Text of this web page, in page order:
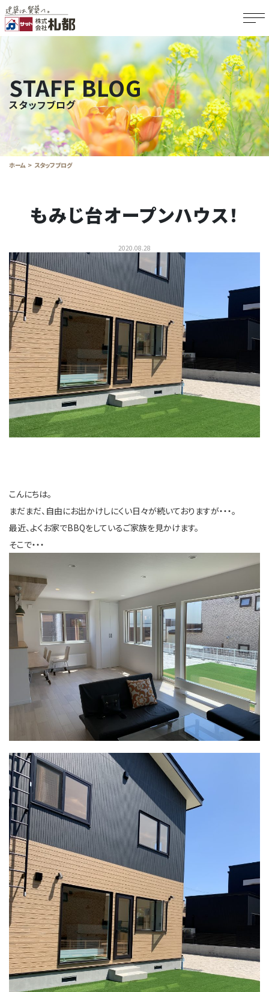
STAFF BLOG
スタッフブログ
ホーム スタッフブログ
もみじ台オープンハウス！
2020.08.28
こんにちは。
まだまだ、自由にお出かけしにくい日々が続いておりますが・・・。
最近、よくお家でBBQをしているご家族を見かけます。
そこで・・・